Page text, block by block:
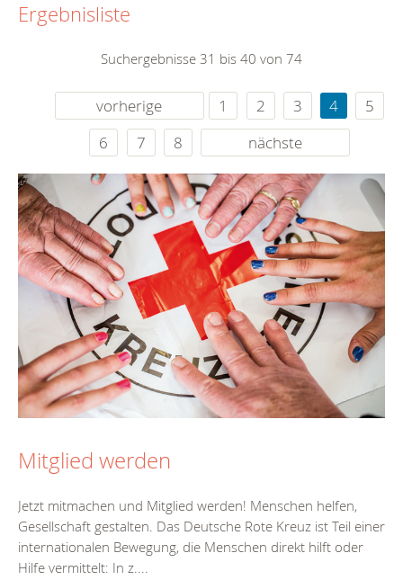
Ergebnisliste
Suchergebnisse 31 bis 40 von 74
vorherige 1 2 3 4
5
6
7 8 nächste
Mitglied werden
Jetzt mitmachen und Mitglied werden! Menschen helfen,
Gesellschaft gestalten. Das Deutsche Rote Kreuz ist Teil einer
internationalen Bewegung, die Menschen direkt hilft oder
Hilfe vermittelt: In z....